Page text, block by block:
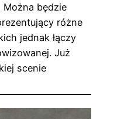
będzie
różne
jednak łączy
Już
scenie